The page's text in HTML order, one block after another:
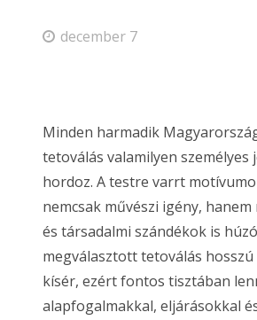
december 7
Minden harmadik
tetoválás valamilyen személyes
hordoz. A testre varrt
nemcsak művészi igény, hanem
és társadalmi szándékok is
megválasztott tetoválás
kísér, ezért fontos tisztában
alapfogalmakkal, eljárásokkal